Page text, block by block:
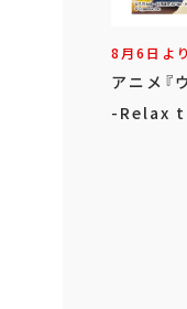
8月6日よ
アニメ『
-Relax